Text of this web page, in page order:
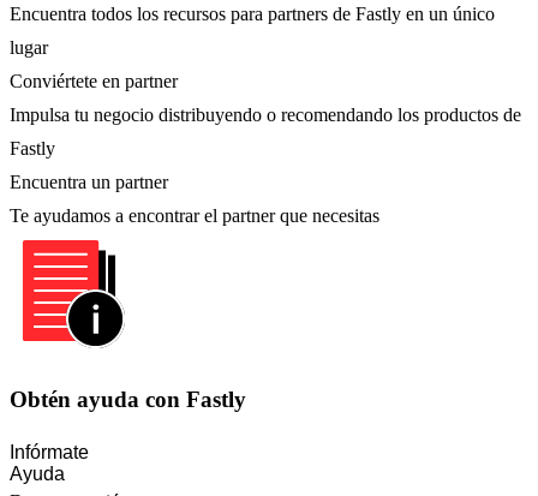
Encuentra todos los recursos para partners de Fastly en un único
lugar
Conviértete en partner
Impulsa tu negocio distribuyendo o recomendando los productos de
Fastly
Encuentra un partner
Te ayudamos a encontrar el partner que necesitas
Obtén ayuda con Fastly
Infórmate
Ayuda